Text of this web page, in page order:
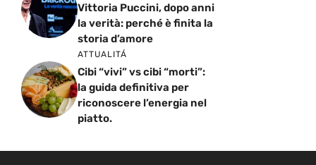
Vittoria Puccini, dopo anni
la verità: perché è finita la
storia d’amore
ATTUALITÁ
Cibi “vivi” vs cibi “morti”:
la guida definitiva per
riconoscere l’energia nel
piatto.